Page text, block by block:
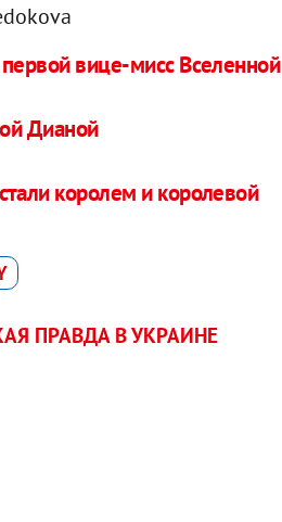
вице-мисс Вселенной
Дианой
королем и королевой
ПРАВДА В УКРАИНЕ